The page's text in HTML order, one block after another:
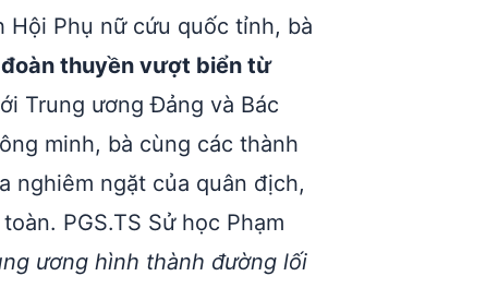
Phụ nữ cứu quốc tỉnh, bà
thuyền vượt biển từ
Trung ương Đảng và Bác
minh, bà cùng các thành
nghiêm ngặt của quân địch,
PGS.TS Sử học Phạm
ương hình thành đường lối